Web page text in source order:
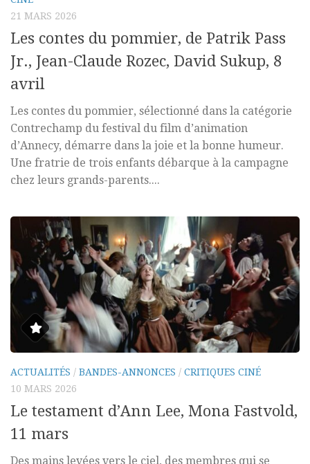
21 MARS 2026
Les contes du pommier, de Patrik Pass
Jr., Jean-Claude Rozec, David Sukup, 8
avril
Les contes du pommier, sélectionné dans la catégorie
Contrechamp du festival du film d’animation
d’Annecy, démarre dans la joie et la bonne humeur.
Une fratrie de trois enfants débarque à la campagne
chez leurs grands-parents....
ACTUALITÉS / BANDES-ANNONCES / CRITIQUES CINÉ
10 MARS 2026
Le testament d’Ann Lee, Mona Fastvold,
11 mars
Des mains levées vers le ciel, des membres qui se